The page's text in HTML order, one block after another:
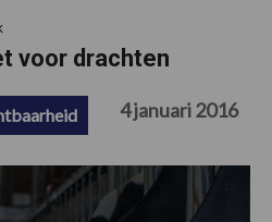
voor drachten
4 januari 2016